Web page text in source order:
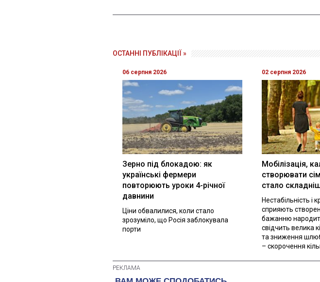
ОСТАННІ ПУБЛІКАЦІЇ »
06 серпня 2026
Зерно під блокадою: як
українські фермери
повторюють уроки 4-річної
давнини
Ціни обвалилися, коли стало
зрозуміло, що Росія заблокувала
порти
02 серпня 2026
Мобілізація,
створювати
стало
Нестабільність і
сприяють
бажанню
свідчить велика
та зниження
– скорочення